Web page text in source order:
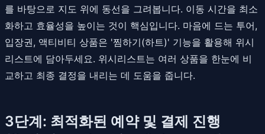
를 바탕으로 지도 위에 동선을 그려봅니다. 이동 시간을 최소
화하고 효율성을 높이는 것이 핵심입니다. 마음에 드는 투어,
입장권, 액티비티 상품은 '찜하기(하트)' 기능을 활용해 위시
리스트에 담아두세요. 위시리스트는 여러 상품을 한눈에 비
교하고 최종 결정을 내리는 데 도움을 줍니다.
3단계: 최적화된 예약 및 결제 진행